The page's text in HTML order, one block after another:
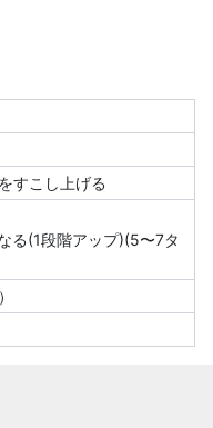
すこし上げる
る(1段階アップ)(5〜7タ